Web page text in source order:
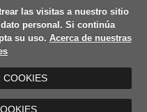
las visitas a nuestro sitio
personal. Si continúa
su uso. Acerca de nuestras
COOKIES
Mamparas
de oficina